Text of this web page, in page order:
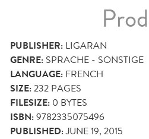
PUBLISHER: LIGARAN
GENRE: SPRACHE - SONSTIGE
LANGUAGE: FRENCH
SIZE:232 PAGES
FILESIZE: 0 BYTES
ISBN:9782335075496
PUBLISHED:JUNE 19, 2015